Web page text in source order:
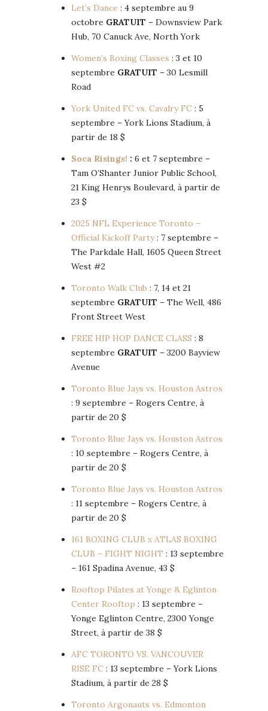
Let’s Dance : 4 septembre au 9
octobre GRATUIT – Downsview Park
Hub, 70 Canuck Ave, North York
Women’s Boxing Classes : 3 et 10
septembre GRATUIT – 30 Lesmill
Road
York United FC vs. Cavalry FC : 5
septembre – York Lions Stadium, à
partir de 18 $
Soca Risings! : 6 et 7 septembre –
Tam O’Shanter Junior Public School,
21 King Henrys Boulevard, à partir de
23 $
2025 NFL Experience Toronto –
Official Kickoff Party: 7 septembre –
The Parkdale Hall, 1605 Queen Street
West #2
Toronto Walk Club : 7, 14 et 21
septembre GRATUIT – The Well, 486
Front Street West
FREE HIP HOP DANCE CLASS : 8
septembre GRATUIT – 3200 Bayview
Avenue
Toronto Blue Jays vs. Houston Astros
: 9 septembre – Rogers Centre, à
partir de 20 $
Toronto Blue Jays vs. Houston Astros
: 10 septembre – Rogers Centre, à
partir de 20 $
Toronto Blue Jays vs. Houston Astros
: 11 septembre – Rogers Centre, à
partir de 20 $
161 BOXING CLUB x ATLAS BOXING
CLUB – FIGHT NIGHT : 13 septembre
– 161 Spadina Avenue, 43 $
Rooftop Pilates at Yonge & Eglinton
Center Rooftop : 13 septembre –
Yonge Eglinton Centre, 2300 Yonge
Street, à partir de 38 $
AFC TORONTO VS. VANCOUVER
RISE FC : 13 septembre – York Lions
Stadium, à partir de 28 $
Toronto Argonauts vs. Edmonton